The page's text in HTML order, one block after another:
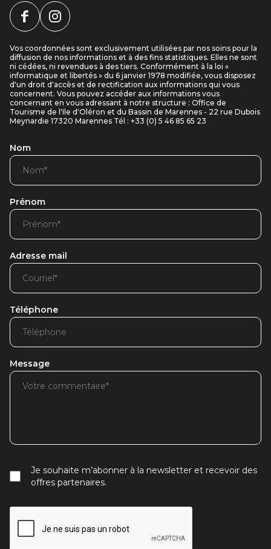
Vos coordonnées sont exclusivement utilisées par nos soins pour la
diffusion de nos informations et à des fins statistiques. Elles ne sont
ni cédées, ni revendues à des tiers. Conformément à la loi «
informatique et libertés » du 6 janvier 1978 modifiée, vous disposez
d'un droit d'accès et de rectification aux informations qui vous
concernent. Vous pouvez accéder aux informations vous
concernant en vous adressant à notre structure : Office de
Tourisme de l'Ile d'Oléron et du Bassin de Marennes - 22 rue Dubois
Meynardie 17320 Marennes Tél : +33 (0) 5 46 85 65 23
Nom
Prénom
Adresse mail
Téléphone
Message
Je souhaite m’abonner à la newsletter et recevoir des
offres partenaires.